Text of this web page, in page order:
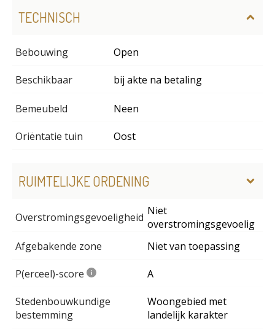
TECHNISCH
Bebouwing Open
Beschikbaar bij akte na betaling
Bemeubeld Neen
Oriëntatie tuin Oost
RUIMTELIJKE ORDENING
Overstromingsgevoeligheid Niet
overstromingsgevoelig
Afgebakende zone
Niet van toepassing
P(erceel)-score A
Stedenbouwkundige
bestemming
Woongebied met
landelijk karakter